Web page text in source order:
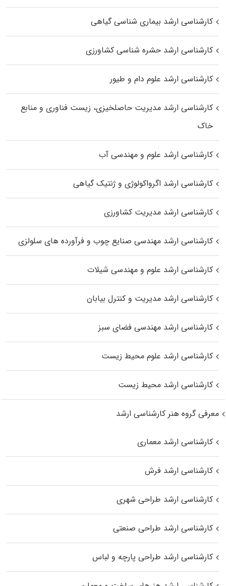
کارشناسی ارشد بیماری‌ شناسی گیاهی
کارشناسی ارشد حشره‌ شناسی کشاورزی
کارشناسی ارشد علوم دام و طیور
کارشناسی ارشد مدیریت حاصلخیزی، زیست فناوری و منابع
خاک
کارشناسی ارشد علوم و مهندسی آب
کارشناسی ارشد اگرواکولوژی و ژنتیک گیاهی
کارشناسی ارشد مدیریت کشاورزی
کارشناسی ارشد مهندسی صنایع چوب و فرآورده‌ های سلولزی
کارشناسی ارشد علوم و مهندسی شیلات
کارشناسی ارشد مدیریت و کنترل بیابان
کارشناسی ارشد مهندسی فضای سبز
کارشناسی ارشد علوم محیط‌ زیست
کارشناسی ارشد محیط زیست
معرفی گروه هنر کارشناسی ارشد
کارشناسی ارشد معماری
کارشناسی ارشد فرش
کارشناسی ارشد طراحی شهری
کارشناسی ارشد طراحی صنعتی
کارشناسی ارشد طراحی پارچه و لباس